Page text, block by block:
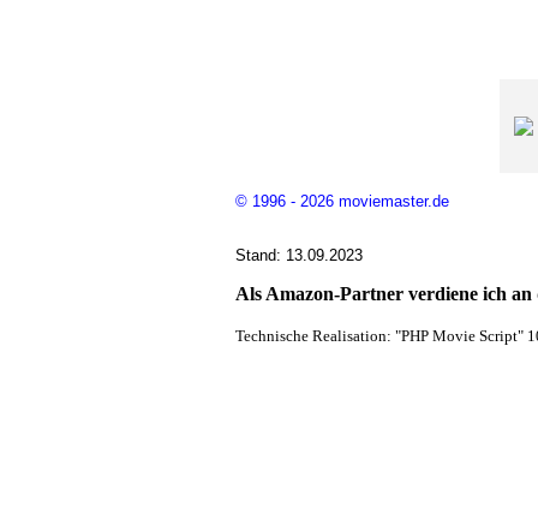
© 1996 - 2026 moviemaster.de
Stand: 13.09.2023
Als Amazon-Partner verdiene ich
Technische Realisation: "PHP Movie Script"